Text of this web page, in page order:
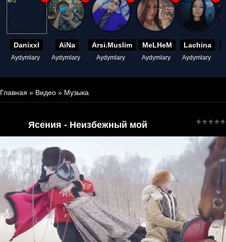
Danixxl
Aydymlary
AiNa
Aydymlary
Arsi.Muslim
Aydymlary
MeLHeM
Aydymlary
Lachina
Aydymlary
Главная » Видео » Музыка
Ясения - Неизбежный мой